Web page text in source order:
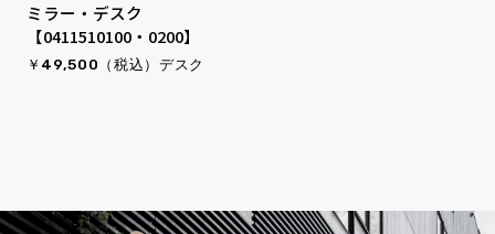
ミラー・デスク
【0411510100・0200】
￥49,500（税込）デスク